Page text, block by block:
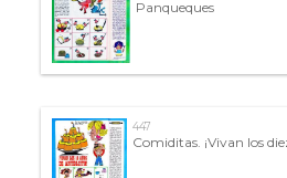
Panqueques
447
Comiditas. ¡Vivan los